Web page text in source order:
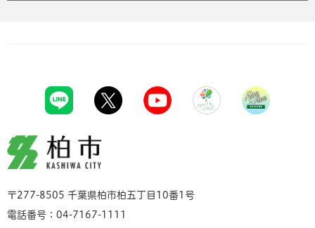
柏市
〒277-8505 千葉県柏市柏五丁目10番1号
電話番号：04-7167-1111